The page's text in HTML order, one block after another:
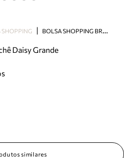
devoluções e mais.
e solicite devoluções.
SHOPPING B
OLSA SHOPPING BRANCA CROCHÊ DAISY GRANDE
Daisy Grande
similares